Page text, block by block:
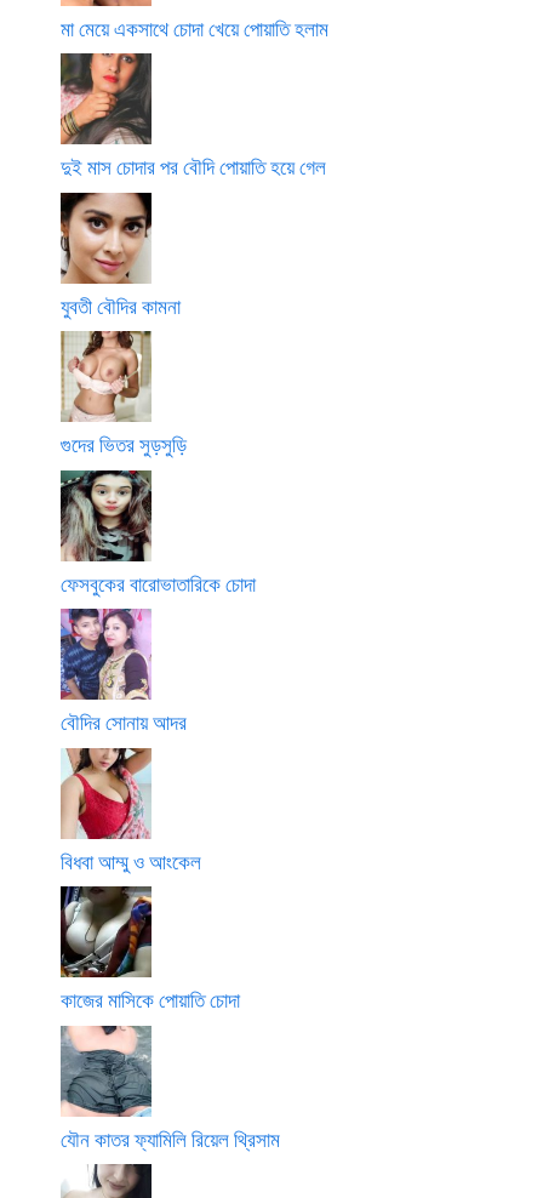
মা মেয়ে একসাথে চোদা খেয়ে পোয়াতি হলাম
দুই মাস চোদার পর বৌদি পোয়াতি হয়ে গেল
যুবতী বৌদির কামনা
গুদের ভিতর সুড়সুড়ি
ফেসবুকের বারোভাতারিকে চোদা
বৌদির সোনায় আদর
বিধবা আম্মু ও আংকেল
কাজের মাসিকে পোয়াতি চোদা
যৌন কাতর ফ্যামিলি রিয়েল থ্রিসাম